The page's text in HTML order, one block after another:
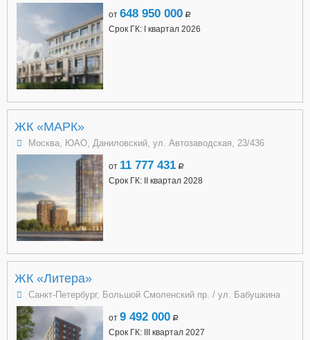
от 648 950 000 a
Срок ГК: I квартал 2026
ЖК «МАРК»
Москва, ЮАО, Даниловский, ул. Автозаводская, 23/436
от 11 777 431 a
Срок ГК: II квартал 2028
ЖК «Литера»
Санкт-Петербург, Большой Смоленский пр. / ул. Бабушкина
от 9 492 000 a
Срок ГК: III квартал 2027